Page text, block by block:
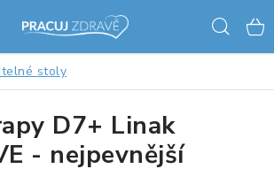
stoly
D7+ Linak
- nejpevnější